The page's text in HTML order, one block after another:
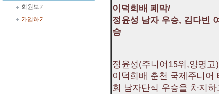
회원보기
가입하기
이덕희배 폐막/
정윤성 남자 우승, 김다빈
승
정윤성(주니어15위,양명고
이덕희배 춘천 국제주니어
회 남자단식 우승을 차지하